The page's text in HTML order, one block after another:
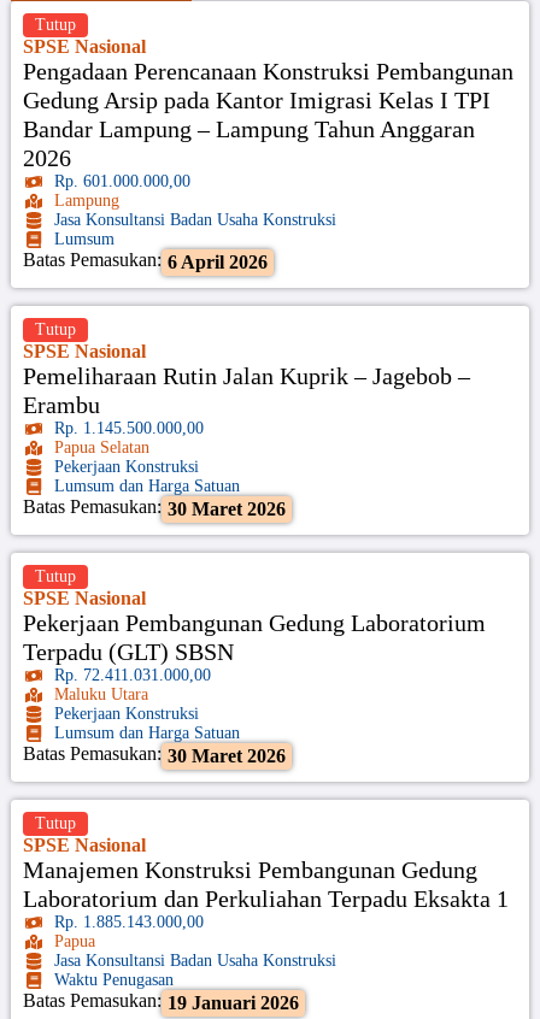
SPSE Nasional
Pengadaan Perencanaan Konstruksi Pembangunan
Gedung Arsip pada Kantor Imigrasi Kelas I TPI
Bandar Lampung – Lampung Tahun Anggaran
2026
Rp. 601.000.000,00
Lampung
Jasa Konsultansi Badan Usaha Konstruksi
Lumsum
Batas Pemasukan: 6 April 2026
Tutup
SPSE Nasional
Pemeliharaan Rutin Jalan Kuprik – Jagebob –
Erambu
Rp. 1.145.500.000,00
Papua Selatan
Pekerjaan Konstruksi
Lumsum dan Harga Satuan
Batas Pemasukan: 30 Maret 2026
Tutup
SPSE Nasional
Pekerjaan Pembangunan Gedung Laboratorium
Terpadu (GLT) SBSN
Rp. 72.411.031.000,00
Maluku Utara
Pekerjaan Konstruksi
Lumsum dan Harga Satuan
Batas Pemasukan: 30 Maret 2026
Tutup
SPSE Nasional
Manajemen Konstruksi Pembangunan Gedung
Laboratorium dan Perkuliahan Terpadu Eksakta 1
Rp. 1.885.143.000,00
Papua
Jasa Konsultansi Badan Usaha Konstruksi
Waktu Penugasan
Batas Pemasukan: 19 Januari 2026
Tutup